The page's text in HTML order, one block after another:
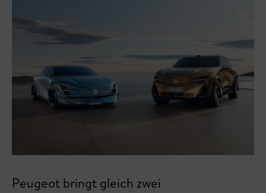
Peugeot bringt gleich zwei